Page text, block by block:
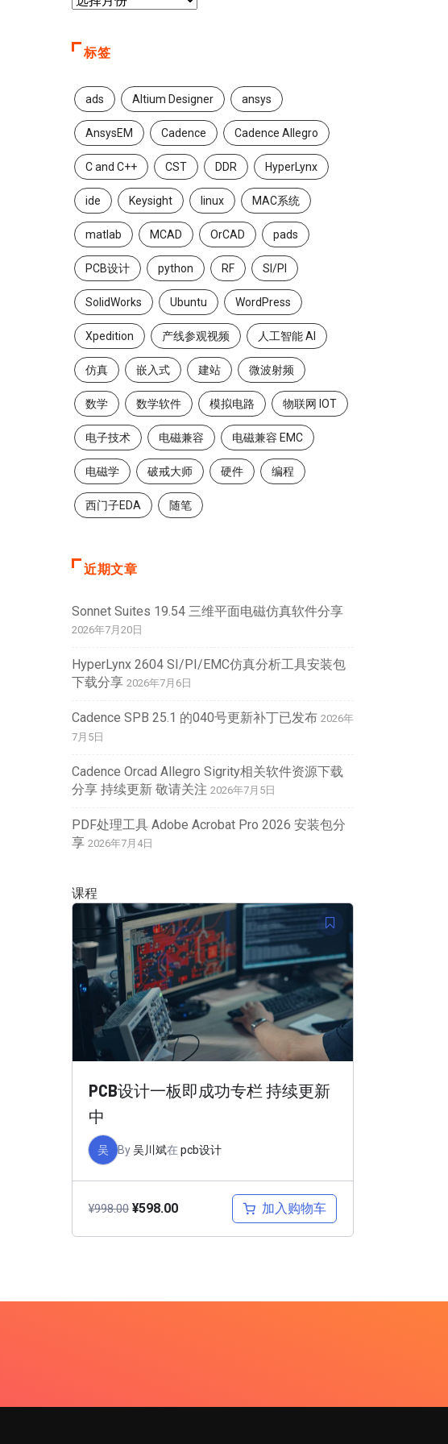
标签
ads Altium Designer ansys
AnsysEM Cadence Cadence Allegro
C and C++ CST DDR HyperLynx
ide Keysight linux MAC系统
matlab MCAD OrCAD pads
PCB设计 python RF SI/PI
SolidWorks Ubuntu WordPress
Xpedition 产线参观视频 人工智能 AI
仿真 嵌入式 建站 微波射频
数学 数学软件 模拟电路 物联网 IOT
电子技术 电磁兼容 电磁兼容 EMC
电磁学 破戒大师 硬件 编程
西门子EDA 随笔
近期文章
Sonnet Suites 19.54 三维平面电磁仿真软件分享
2026年7月20日
HyperLynx 2604 SI/PI/EMC仿真分析工具安装包
下载分享 2026年7月6日
Cadence SPB 25.1 的040号更新补丁已发布 2026年
7月5日
Cadence Orcad Allegro Sigrity相关软件资源下载
分享 持续更新 敬请关注 2026年7月5日
PDF处理工具 Adobe Acrobat Pro 2026 安装包分
享 2026年7月4日
课程
PCB设计一板即成功专栏 持续更新
中
吴 By吴川斌在 pcb设计
¥998.00 ¥598.00 加入购物车